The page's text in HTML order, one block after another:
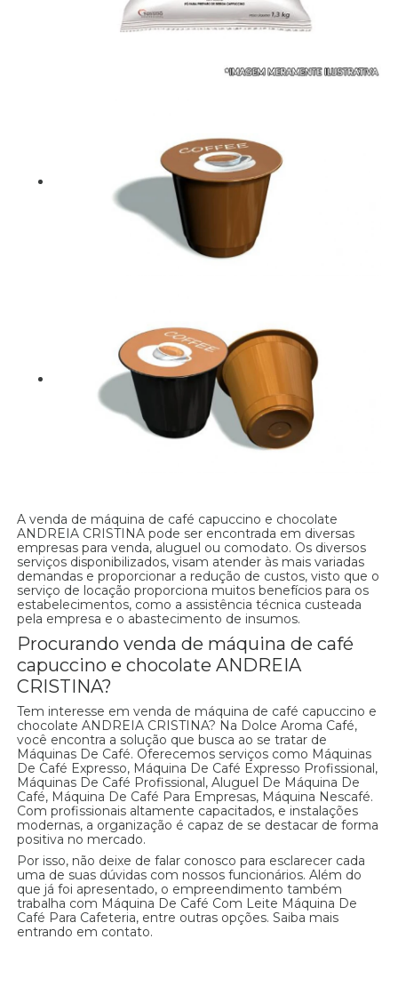
A venda de máquina de café capuccino e chocolate
ANDREIA CRISTINA pode ser encontrada em diversas
empresas para venda, aluguel ou comodato. Os diversos
serviços disponibilizados, visam atender às mais variadas
demandas e proporcionar a redução de custos, visto que o
serviço de locação proporciona muitos benefícios para os
estabelecimentos, como a assistência técnica custeada
pela empresa e o abastecimento de insumos.
Procurando venda de máquina de café
capuccino e chocolate ANDREIA
CRISTINA?
Tem interesse em venda de máquina de café capuccino e
chocolate ANDREIA CRISTINA? Na Dolce Aroma Café,
você encontra a solução que busca ao se tratar de
Máquinas De Café. Oferecemos serviços como Máquinas
De Café Expresso, Máquina De Café Expresso Profissional,
Máquinas De Café Profissional, Aluguel De Máquina De
Café, Máquina De Café Para Empresas, Máquina Nescafé.
Com profissionais altamente capacitados, e instalações
modernas, a organização é capaz de se destacar de forma
positiva no mercado.
Por isso, não deixe de falar conosco para esclarecer cada
uma de suas dúvidas com nossos funcionários. Além do
que já foi apresentado, o empreendimento também
trabalha com Máquina De Café Com Leite Máquina De
Café Para Cafeteria, entre outras opções. Saiba mais
entrando em contato.